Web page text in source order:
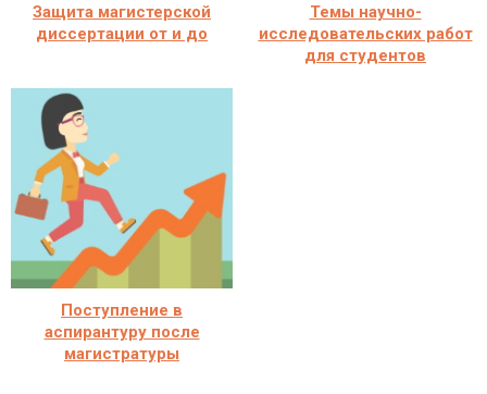
Защита магистерской
диссертации от и до
Темы научно-
исследовательских работ
для студентов
Поступление в
аспирантуру после
магистратуры